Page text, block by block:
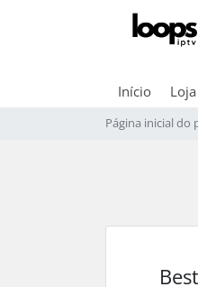
Início Loja
Página inicial do